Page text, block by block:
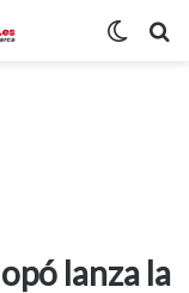
lanza la